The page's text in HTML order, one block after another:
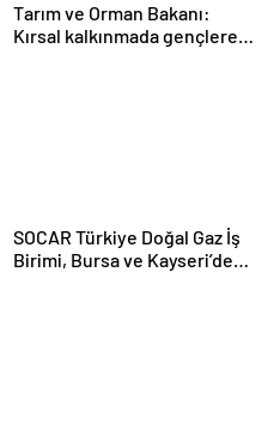
Tarım ve Orman Bakanı:
Kırsal kalkınmada gençlere
SOCAR Türkiye Doğal Gaz İş
Birimi, Bursa ve Kayseri’de